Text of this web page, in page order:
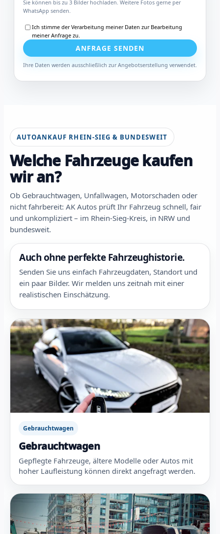
Sie können bis zu 3 Bilder hochladen. Weitere Fotos gerne per
WhatsApp senden.
Ich stimme der Verarbeitung meiner Daten zur Bearbeitung
meiner Anfrage zu.
ANFRAGE SENDEN
Ihre Daten werden ausschließlich zur Angebotserstellung verwendet.
AUTOANKAUF RHEIN-SIEG & BUNDESWEIT
Welche Fahrzeuge kaufen
wir an?
Ob Gebrauchtwagen, Unfallwagen, Motorschaden oder
nicht fahrbereit: AK Autos prüft Ihr Fahrzeug schnell, fair
und unkompliziert – im Rhein-Sieg-Kreis, in NRW und
bundesweit.
Auch ohne perfekte Fahrzeughistorie.
Senden Sie uns einfach Fahrzeugdaten, Standort und
ein paar Bilder. Wir melden uns zeitnah mit einer
realistischen Einschätzung.
Gebrauchtwagen
Gebrauchtwagen
Gepflegte Fahrzeuge, ältere Modelle oder Autos mit
hoher Laufleistung können direkt angefragt werden.